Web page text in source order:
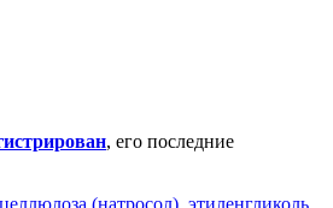
, его последние
(натросол), этиленгликоль,